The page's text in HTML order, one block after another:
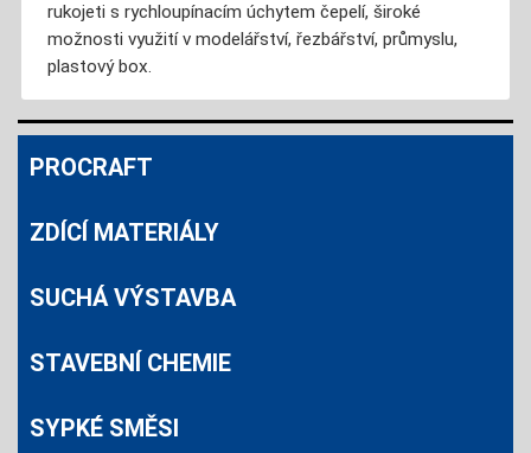
rukojeti s rychloupínacím úchytem čepelí, široké
možnosti využití v modelářství, řezbářství, průmyslu,
plastový box.
PROCRAFT
ZDÍCÍ MATERIÁLY
SUCHÁ VÝSTAVBA
STAVEBNÍ CHEMIE
SYPKÉ SMĚSI